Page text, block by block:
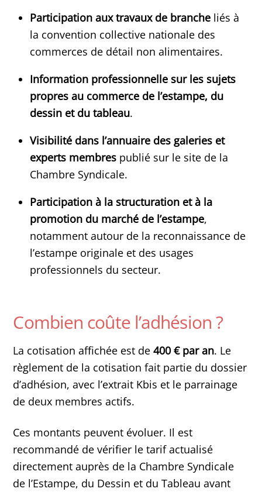
Participation aux travaux de branche liés à
la convention collective nationale des
commerces de détail non alimentaires.
Information professionnelle sur les sujets
propres au commerce de l’estampe, du
dessin et du tableau.
Visibilité dans l’annuaire des galeries et
experts membres publié sur le site de la
Chambre Syndicale.
Participation à la structuration et à la
promotion du marché de l’estampe,
notamment autour de la reconnaissance de
l’estampe originale et des usages
professionnels du secteur.
Combien coûte l’adhésion ?
La cotisation affichée est de400 € par an. Le
règlement de la cotisation fait partie du dossier
d’adhésion, avec l’extrait Kbis et le parrainage
de deux membres actifs.
Ces montants peuvent évoluer. Il est
recommandé de vérifier le tarif actualisé
directement auprès de la Chambre Syndicale
de l’Estampe, du Dessin et du Tableau avant